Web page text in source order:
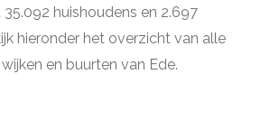
huishoudens en 2.697
hieronder het overzicht van alle
en buurten van Ede.